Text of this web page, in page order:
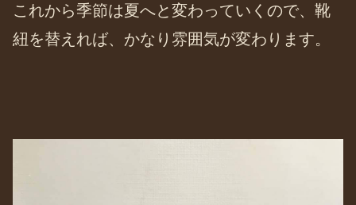
これから季節は夏へと変わっていくので、靴
紐を替えれば、かなり雰囲気が変わります。